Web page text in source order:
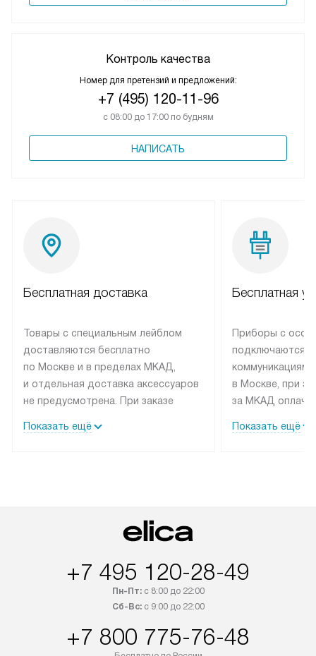
Контроль качества
Номер для претензий и предложений:
+7 (495) 120-11-96
с 08:00 до 17:00 по будням
НАПИСАТЬ
Бесплатная доставка
Товары с специальным лейблом
доставляются бесплатно
по Москве и в пределах МКАД,
и отдельная доставка аксессуаров
не предусмотрена. При заказе
рекомендуем обсудить
в течение трех дней. Если вам
интересен товар «Под заказ»,
приобретения с менеджером сайта.
Товары с специальным лейблом
доставляются бесплатно
и отдельная доставка аксессуаров
Показать ещё
Бесплатная
Приборы с
подключаются к
коммуникациям
в Москве, при
за МКАД
партнера
гарантию 1 год
и регулярное
Показать ещё
+7 495 120-28-49
Пн-Пт:с 8:00 до 22:00
Сб-Вс:с 9:00 до 22:00
+7 800 775-76-48